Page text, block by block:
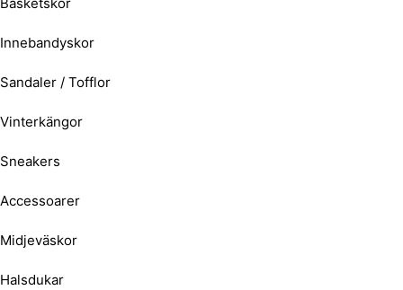
Innebandyskor
Sandaler / Tofflor
Vinterkängor
Sneakers
Accessoarer
Midjeväskor
Halsdukar